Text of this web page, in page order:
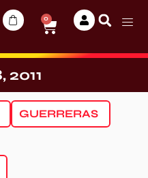
0
2011
GUERRERAS